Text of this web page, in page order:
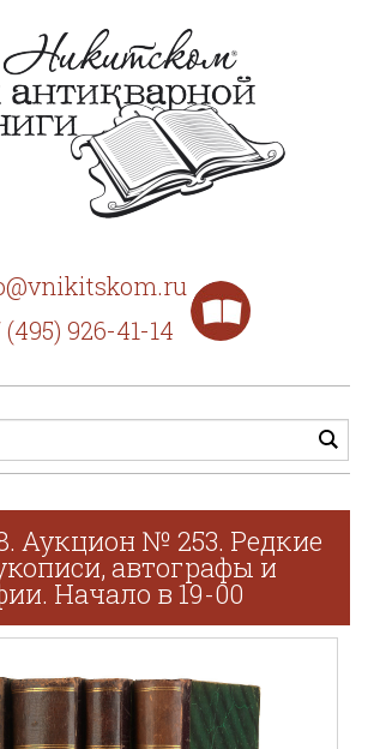
(495) 926-41-14
Аукцион № 253. Редкие
автографы и
Начало в 19-00